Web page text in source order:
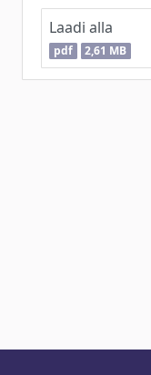
Laadi alla
pdf 2,61 MB